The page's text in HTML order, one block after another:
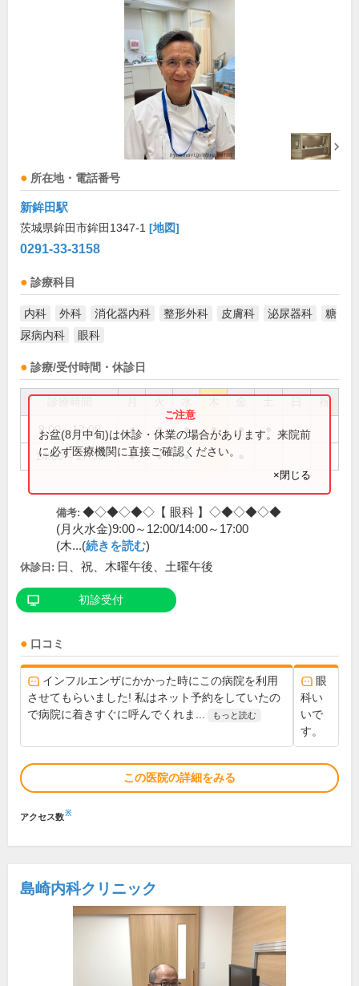
所在地・電話番号
新鉾田駅
茨城県鉾田市鉾田1347-1 [地図]
0291-33-3158
診療科目
内科 外科 消化器内科 整形外科 皮膚科 泌尿器科
糖
尿病内科
眼科
診療/受付時間・休診日
祝
9:00～12:00 ● ● ● ● ●
14:00～17:30 ● ● ●
お盆(8月中旬)は休診・休業の場合があります。来院前
に必ず医療機関に直接ご確認ください。
×閉じる
備考: ◆◇◆◇◆◇【 眼科 】◇◆◇◆◇◆
(月火水金)9:00～12:00/14:00～17:00
(木...(続きを読む)
休診日: 日、祝、木曜午後、土曜午後
初診受付
口コミ
インフルエンザにかかった時にこの病院を利用
させてもらいました! 私はネット予約をしていたの
で病院に着きすぐに呼んでくれま...
もっと読む
眼
科い
いで
す。
この医院の詳細をみる
アクセス数※
島崎内科クリニック